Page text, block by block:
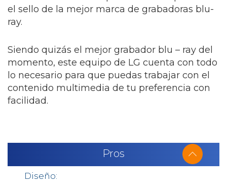
el sello de la mejor marca de grabadoras blu-
ray.
Siendo quizás el mejor grabador blu – ray del
momento, este equipo de LG cuenta con todo
lo necesario para que puedas trabajar con el
contenido multimedia de tu preferencia con
facilidad.
Pros
Diseño: